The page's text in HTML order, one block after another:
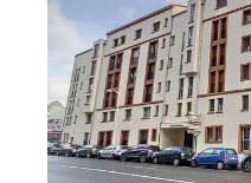
NANCY 54
12 m2
Ref : 121776
Parking à louer
61 €
par mois charges